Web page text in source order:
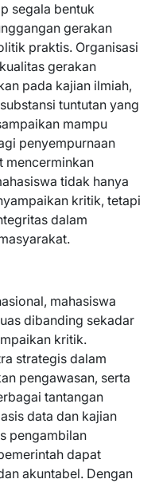
segala bentuk
gerakan
praktis. Organisasi
gerakan
pada kajian ilmiah,
tuntutan yang
mampu
penyempurnaan
mencerminkan
tidak hanya
kritik, tetapi
dalam
mahasiswa
dibanding sekadar
kritik.
strategis dalam
pengawasan, serta
tantangan
data dan kajian
pengambilan
dapat
akuntabel. Dengan